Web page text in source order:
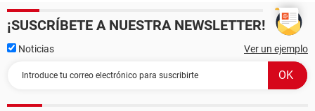
¡SUSCRÍBETE A NUESTRA NEWSLETTER!
Noticias Ver un ejemplo